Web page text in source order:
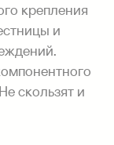
крепления
и
скользят и